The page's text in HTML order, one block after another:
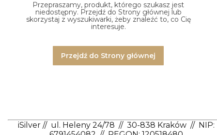
Przepraszamy, produkt, którego szukasz jest
niedostępny. Przejdź do Strony głównej lub
skorzystaj z wyszukiwarki, żeby znaleźć to, co Cię
interesuje.
Przejdź do Strony głównej
iSilver // ul. Heleny 24/78 // 30-838 Kraków // NIP: